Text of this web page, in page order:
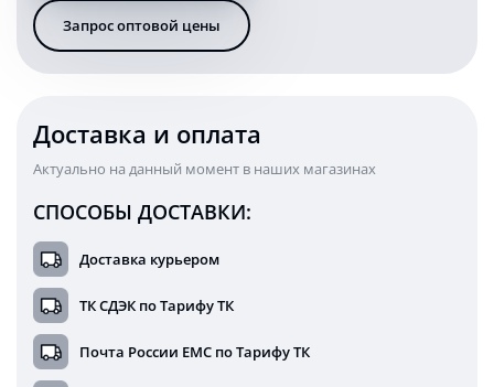
света
на
грузовик
3030D
(EMC)
Запрос оптовой цены
Доставка и оплата
Актуально на данный момент в наших магазинах
СПОСОБЫ ДОСТАВКИ:
Доставка курьером
ТК СДЭК по Тарифу ТК
Почта России ЕМС по Тарифу ТК